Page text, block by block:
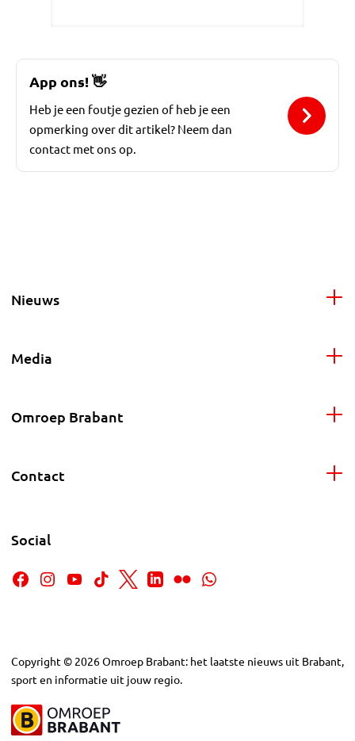
App ons!👋
Heb je een foutje gezien of heb je een
opmerking over dit artikel? Neem dan
contact met ons op.
Nieuws
Media
Omroep Brabant
Contact
Social
Copyright © 2026Omroep Brabant: het laatste nieuws uit Brabant,
sport en informatie uit jouw regio.